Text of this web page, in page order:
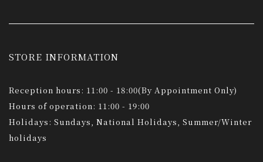
STORE INFORMATION
Reception hours: 11:00 - 18:00(By Appointment Only)
Hours of operation: 11:00 - 19:00
Holidays: Sundays, National Holidays, Summer/Winter
holidays